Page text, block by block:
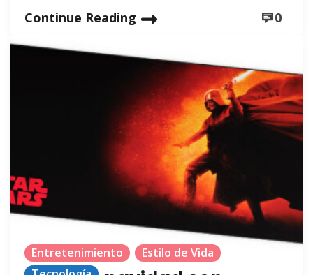
Continue Reading 0
Entretenimiento
Estilo de Vida